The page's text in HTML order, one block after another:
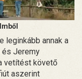
leginkább annak a
és Jeremy
vetítést követő
aszerint